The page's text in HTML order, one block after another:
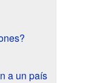
a un país